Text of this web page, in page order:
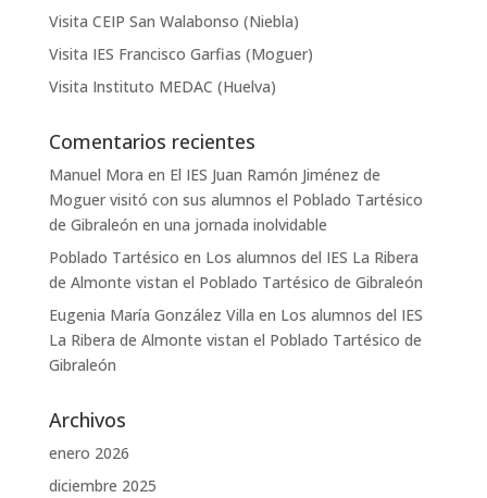
Visita CEIP San Walabonso (Niebla)
Visita IES Francisco Garfias (Moguer)
Visita Instituto MEDAC (Huelva)
Comentarios recientes
Manuel Mora en El IES Juan Ramón Jiménez de
Moguer visitó con sus alumnos el Poblado Tartésico
de Gibraleón en una jornada inolvidable
Poblado Tartésico en Los alumnos del IES La Ribera
de Almonte vistan el Poblado Tartésico de Gibraleón
Eugenia María González Villa en Los alumnos del IES
La Ribera de Almonte vistan el Poblado Tartésico de
Gibraleón
Archivos
enero 2026
diciembre 2025